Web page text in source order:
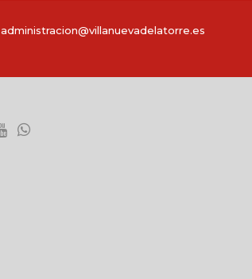
administracion@villanuevadelatorre.es